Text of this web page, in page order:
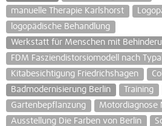
manuelle Therapie Karlshorst
logopädische Behandlung
Werkstatt für Menschen mit
FDM Fasziendistorsiomodell nach
Kitabesichtigung Friedrichshagen
Badmodernisierung Berlin
Training
Gartenbepflanzung
Motordiagnose
Ausstellung Die Farben von Berlin